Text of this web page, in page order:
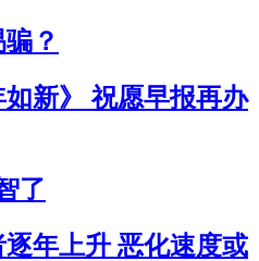
？
新》 祝愿早报再办
了
年上升 恶化速度或